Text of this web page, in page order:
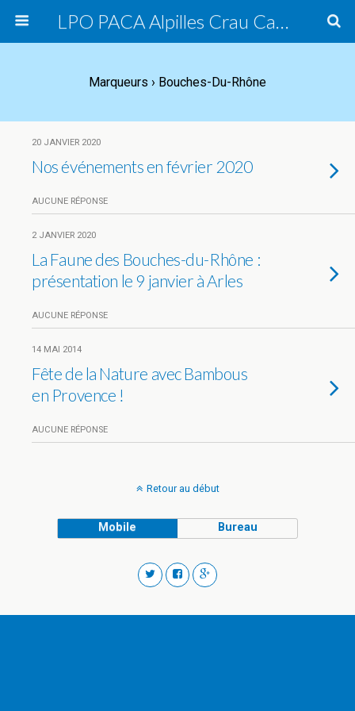
LPO PACA Alpilles Crau Camargue, groupe local
Marqueurs › Bouches-Du-Rhône
20 JANVIER 2020
Nos événements en février 2020
AUCUNE RÉPONSE
2 JANVIER 2020
La Faune des Bouches-du-Rhône :
présentation le 9 janvier à Arles
AUCUNE RÉPONSE
14 MAI 2014
Fête de la Nature avec Bambous
en Provence !
AUCUNE RÉPONSE
Retour au début
Mobile Bureau